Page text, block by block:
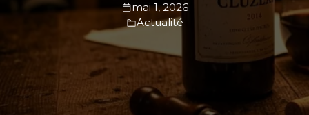
mai 1, 2026
Actualité